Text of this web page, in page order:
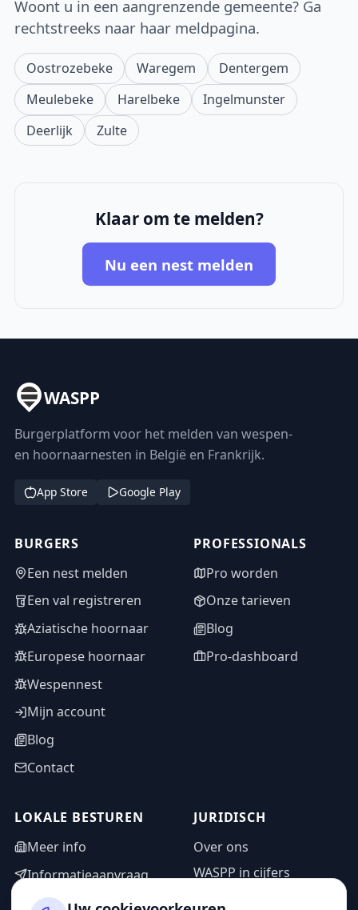
Woont u in een aangrenzende gemeente? Ga
rechtstreeks naar haar meldpagina.
Oostrozebeke Waregem
Dentergem
Meulebeke
Harelbeke
Ingelmunster
Deerlijk
Zulte
Klaar om te melden?
Nu een nest melden
WASPP
Burgerplatform voor het melden van wespen-
en hoornaarnesten in België en Frankrijk.
App Store Google Play
BURGERS
Een nest melden
Een val registreren
Aziatische hoornaar
Europese hoornaar
Wespennest
Mijn account
Blog
Contact
PROFESSIONALS
Pro worden
Onze tarieven
Blog
Pro-dashboard
LOKALE BESTUREN
Meer info
Informatieaanvraag
Adminzone
JURIDISCH
Over ons
WASPP in cijfers